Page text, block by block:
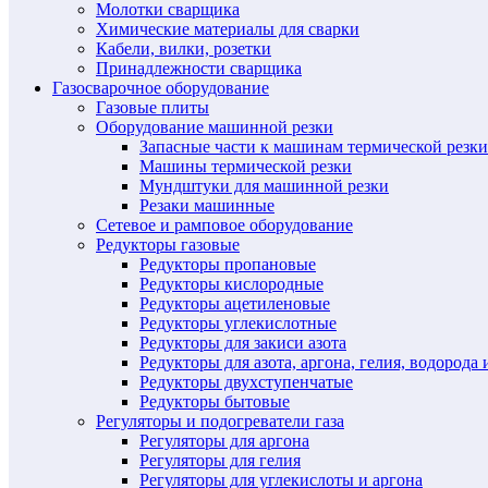
Молотки сварщика
Химические материалы для сварки
Кабели, вилки, розетки
Принадлежности сварщика
Газосварочное оборудование
Газовые плиты
Оборудование машинной резки
Запасные части к машинам термической резки
Машины термической резки
Мундштуки для машинной резки
Резаки машинные
Сетевое и рамповое оборудование
Редукторы газовые
Редукторы пропановые
Редукторы кислородные
Редукторы ацетиленовые
Редукторы углекислотные
Редукторы для закиси азота
Редукторы для азота, аргона, гелия, водорода
Редукторы двухступенчатые
Редукторы бытовые
Регуляторы и подогреватели газа
Регуляторы для аргона
Регуляторы для гелия
Регуляторы для углекислоты и аргона